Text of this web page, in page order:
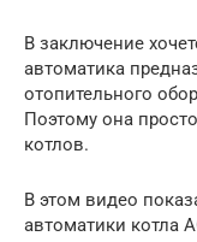
В заключение
автоматика
отопительного
Поэтому она
котлов.
В этом видео
автоматики котла